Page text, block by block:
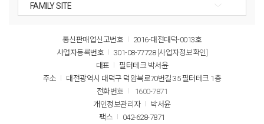
통신판매업신고번호
2016-대전대덕-0013호
사업자등록번호
301-08-77728 [사업자정보확인]
대표
필터테크 박서윤
주소
대전광역시 대덕구 덕암북로70번길 35 필터테크 1층
전화번호
1600-7871
개인정보관리자
박서윤
팩스
042-628-7871